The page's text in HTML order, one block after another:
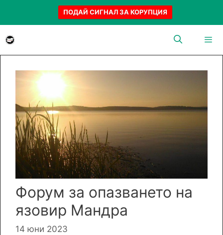
ПОДАЙ СИГНАЛ ЗА КОРУПЦИЯ
съдържанието
Menu
Форум за опазването на
язовир Мандра
14 юни 2023